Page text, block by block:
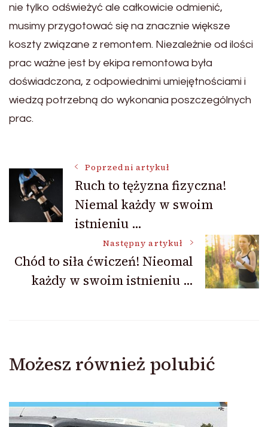
nie tylko odświeżyć ale całkowicie odmienić,
musimy przygotować się na znacznie większe
koszty związane z remontem. Niezależnie od ilości
prac ważne jest by ekipa remontowa była
doświadczona, z odpowiednimi umiejętnościami i
wiedzą potrzebną do wykonania poszczególnych
prac.
Nawigacja
wpisu
Poprzedni artykuł
Ruch to tężyzna fizyczna!
Niemal każdy w swoim
istnieniu …
Następny artykuł
Chód to siła ćwiczeń! Nieomal
każdy w swoim istnieniu …
Możesz również polubić